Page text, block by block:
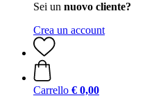
Sei un nuovo cliente?
Crea un account
Carrello € 0,00